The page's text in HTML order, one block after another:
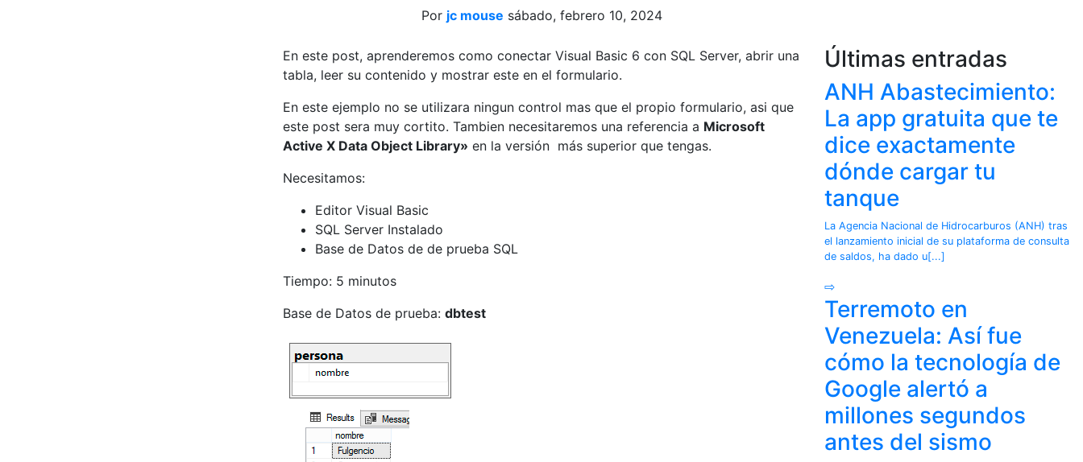
Por jc mouse sábado, febrero 10, 2024
En este post, aprenderemos como conectar Visual Basic 6 con SQL Server, abrir una
tabla, leer su contenido y mostrar este en el formulario.
En este ejemplo no se utilizara ningun control mas que el propio formulario, asi que
este post sera muy cortito. Tambien necesitaremos una referencia a Microsoft
Active X Data Object Library» en la versión más superior que tengas.
Necesitamos:
Editor Visual Basic
SQL Server Instalado
Base de Datos de de prueba SQL
Tiempo: 5 minutos
Base de Datos de prueba: dbtest
Últimas entradas
ANH Abastecimiento:
La app gratuita que te
dice exactamente
dónde cargar tu
tanque
La Agencia Nacional de Hidrocarburos (ANH) tras
el lanzamiento inicial de su plataforma de consulta
de saldos, ha dado u[...]
⇨
Terremoto en
Venezuela: Así fue
cómo la tecnología de
Google alertó a
millones segundos
antes del sismo